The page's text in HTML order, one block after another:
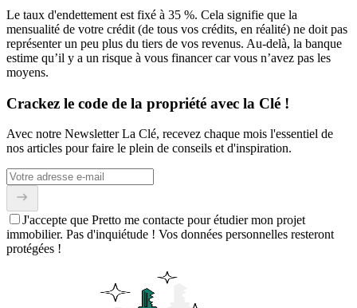
Le taux d'endettement est fixé à 35 %. Cela signifie que la
mensualité de votre crédit (de tous vos crédits, en réalité) ne doit pas
représenter un peu plus du tiers de vos revenus. Au-delà, la banque
estime qu’il y a un risque à vous financer car vous n’avez pas les
moyens.
Crackez le code de la propriété avec la Clé !
Avec notre Newsletter La Clé, recevez chaque mois l'essentiel de
nos articles pour faire le plein de conseils et d'inspiration.
J'accepte que Pretto me contacte pour étudier mon projet
immobilier. Pas d'inquiétude ! Vos données personnelles resteront
protégées !